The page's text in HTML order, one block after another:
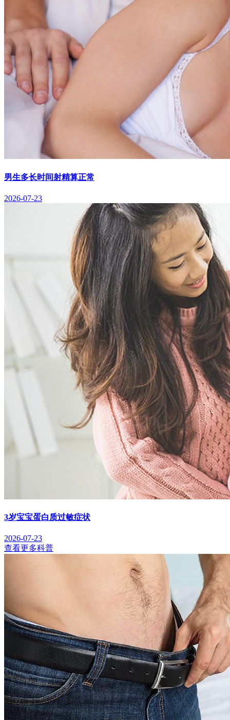
男生多长时间射精算正常
2026-07-23
3岁宝宝蛋白质过敏症状
2026-07-23
查看更多科普